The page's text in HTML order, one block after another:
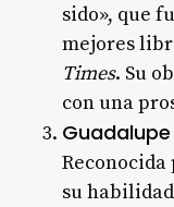
sido», que
mejores
Times. Su
con una
su